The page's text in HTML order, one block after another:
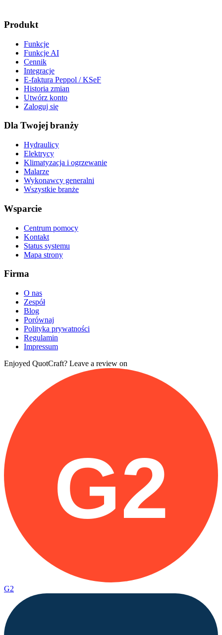
Produkt
Funkcje
Funkcje AI
Cennik
Integracje
E-faktura Peppol / KSeF
Historia zmian
Utwórz konto
Zaloguj się
Dla Twojej branży
Hydraulicy
Elektrycy
Klimatyzacja i ogrzewanie
Malarze
Wykonawcy generalni
Wszystkie branże
Wsparcie
Centrum pomocy
Kontakt
Status systemu
Mapa strony
Firma
O nas
Zespół
Blog
Porównaj
Polityka prywatności
Regulamin
Impressum
Enjoyed QuotCraft? Leave a review on
G2
G2